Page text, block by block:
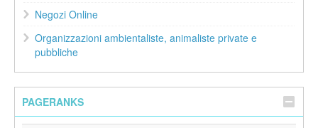
Negozi Online
Organizzazioni ambientaliste, animaliste private e
pubbliche
PAGERANKS